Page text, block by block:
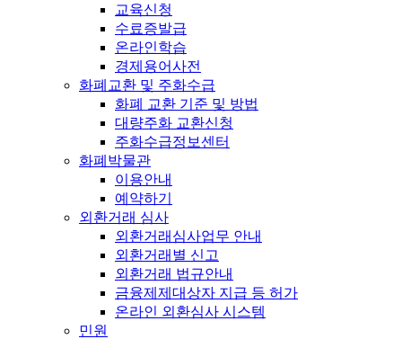
교육신청
수료증발급
온라인학습
경제용어사전
화폐교환 및 주화수급
화폐 교환 기준 및 방법
대량주화 교환신청
주화수급정보센터
화폐박물관
이용안내
예약하기
외환거래 심사
외환거래심사업무 안내
외환거래별 신고
외환거래 법규안내
금융제제대상자 지급 등 허가
온라인 외환심사 시스템
민원